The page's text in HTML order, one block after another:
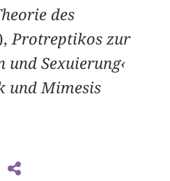
des
Protreptikos zur
und Sexuierung‹
und Mimesis